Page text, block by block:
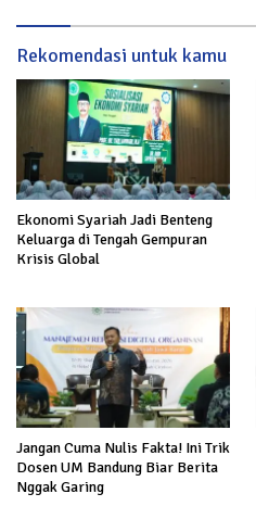
Rekomendasi untuk kamu
Ekonomi Syariah Jadi Benteng
Keluarga di Tengah Gempuran
Krisis Global
Jangan Cuma Nulis Fakta! Ini Trik
Dosen UM Bandung Biar Berita
Nggak Garing